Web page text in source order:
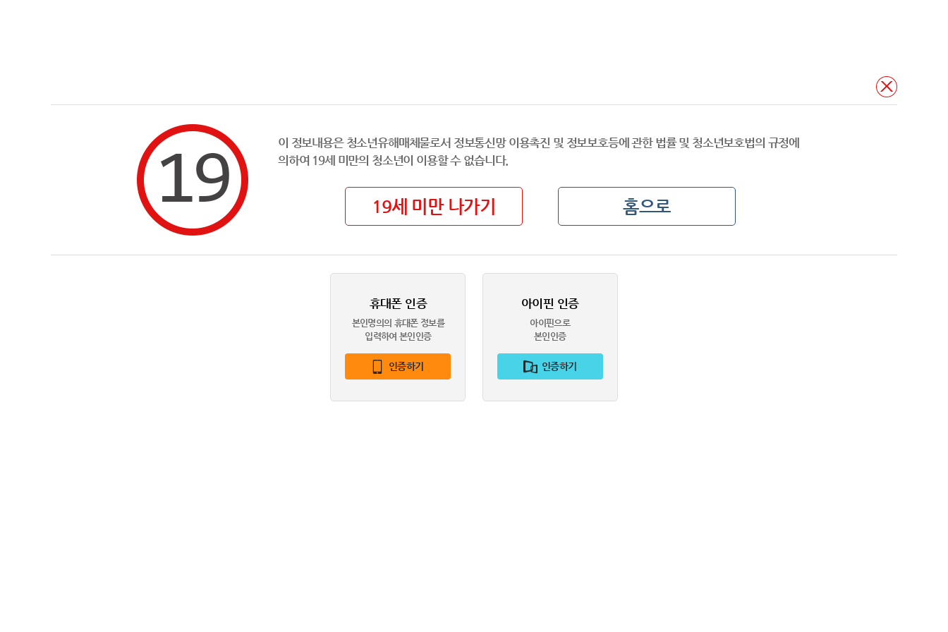
이 정보내용은 청소년유해매체물로서 정보통신망 이용촉진 및 정보보호등에 관한 법률 및 청소년보호법의 규정에
의하여 19세 미만의 청소년이 이용할 수 없습니다.
19세 미만 나가기 홈으로
휴대폰 인증
본인명의의 휴대폰 정보를
입력하여 본인인증
인증하기
아이핀 인증
아이핀으로
본인인증
인증하기